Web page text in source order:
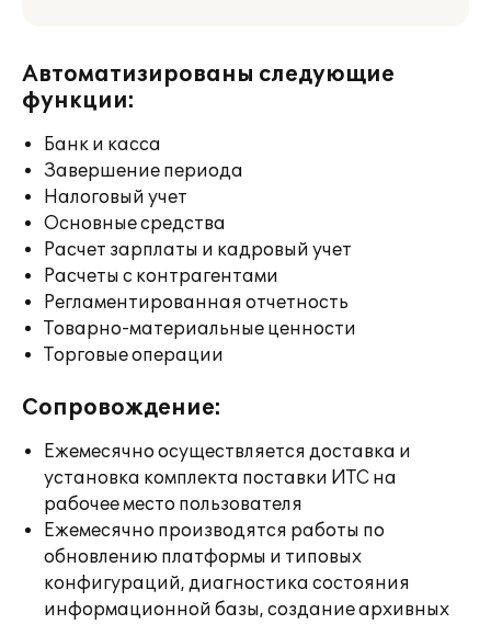
Автоматизированы следующие
функции:
Банк и касса
Завершение периода
Налоговый учет
Основные средства
Расчет зарплаты и кадровый учет
Расчеты с контрагентами
Регламентированная отчетность
Товарно-материальные ценности
Торговые операции
Сопровождение:
Ежемесячно осуществляется доставка и
установка комплекта поставки ИТС на
рабочее место пользователя
Ежемесячно производятся работы по
обновлению платформы и типовых
конфигураций, диагностика состояния
информационной базы, создание архивных